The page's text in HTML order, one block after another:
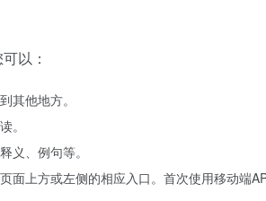
以：
其他地方。
。
义、例句等。
上方或左侧的相应入口。首次使用移动端